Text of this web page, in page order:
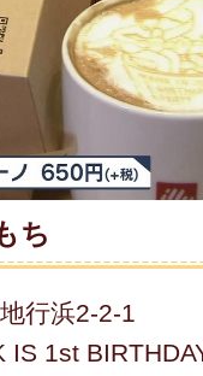
ち
行浜2-2-1
IS 1st